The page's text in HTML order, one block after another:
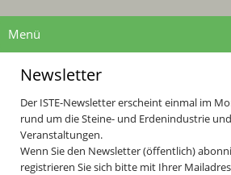
Menü
Newsletter
Der ISTE-Newsletter erscheint einmal im
rund um die Steine- und Erdenindustrie
Veranstaltungen.
Wenn Sie den Newsletter (öffentlich)
registrieren Sie sich bitte mit Ihrer